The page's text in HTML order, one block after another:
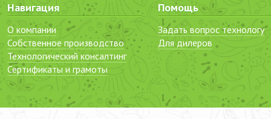
Навигация
О компании
Собственное производство
Технологический консалтинг
Сертификаты и грамоты
Помощь
Задать вопрос технологу
Для дилеров